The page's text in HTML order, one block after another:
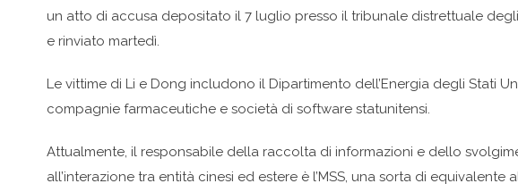
un atto di accusa depositato il 7 luglio presso il tribunale distrettuale
e rinviato martedì.
Le vittime di Li e Dong includono il Dipartimento dell’Energia degli Stati
compagnie farmaceutiche e società di software statunitensi.
Attualmente, il responsabile della raccolta di informazioni e dello
all’interazione tra entità cinesi ed estere è l’MSS, una sorta di equivalente